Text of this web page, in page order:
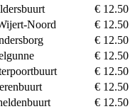
€ 12.50
Noord € 12.50
€ 12.50
€ 12.50
€ 12.50
€ 12.50
€ 12.50